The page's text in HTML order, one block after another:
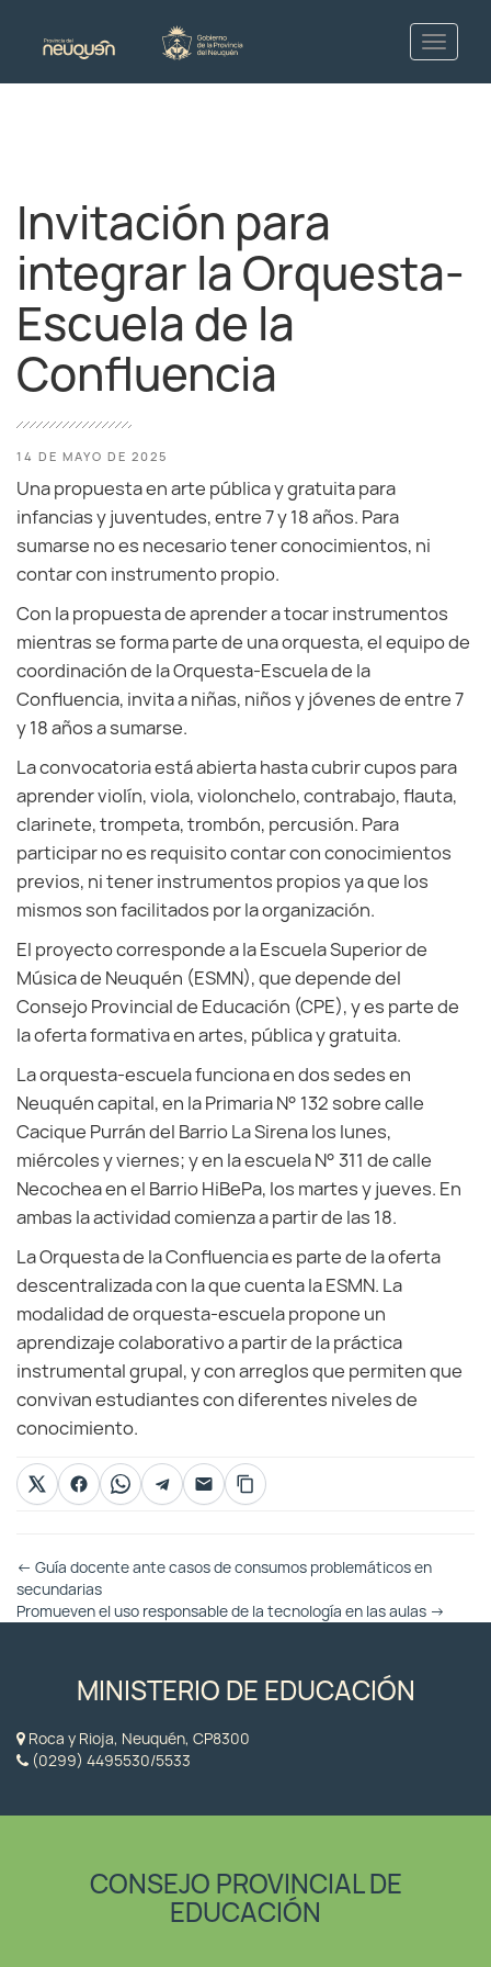
Invitación para
integrar la Orquesta-
Escuela de la
Confluencia
14 DE MAYO DE 2025
Una propuesta en arte pública y gratuita para
infancias y juventudes, entre 7 y 18 años. Para
sumarse no es necesario tener conocimientos, ni
contar con instrumento propio.
Con la propuesta de aprender a tocar instrumentos
mientras se forma parte de una orquesta, el equipo de
coordinación de la Orquesta-Escuela de la
Confluencia, invita a niñas, niños y jóvenes de entre 7
y 18 años a sumarse.
La convocatoria está abierta hasta cubrir cupos para
aprender violín, viola, violonchelo, contrabajo, flauta,
clarinete, trompeta, trombón, percusión. Para
participar no es requisito contar con conocimientos
previos, ni tener instrumentos propios ya que los
mismos son facilitados por la organización.
El proyecto corresponde a la Escuela Superior de
Música de Neuquén (ESMN), que depende del
Consejo Provincial de Educación (CPE), y es parte de
la oferta formativa en artes, pública y gratuita.
La orquesta-escuela funciona en dos sedes en
Neuquén capital, en la Primaria N° 132 sobre calle
Cacique Purrán del Barrio La Sirena los lunes,
miércoles y viernes; y en la escuela N° 311 de calle
Necochea en el Barrio HiBePa, los martes y jueves. En
ambas la actividad comienza a partir de las 18.
La Orquesta de la Confluencia es parte de la oferta
descentralizada con la que cuenta la ESMN. La
modalidad de orquesta-escuela propone un
aprendizaje colaborativo a partir de la práctica
instrumental grupal, y con arreglos que permiten que
convivan estudiantes con diferentes niveles de
conocimiento.
Otras
Entradas
← Guía docente ante casos de consumos problemáticos en
secundarias
Promueven el uso responsable de la tecnología en las aulas →
MINISTERIO DE EDUCACIÓN
Roca y Rioja, Neuquén, CP8300
(0299) 4495530/5533
CONSEJO PROVINCIAL DE
EDUCACIÓN